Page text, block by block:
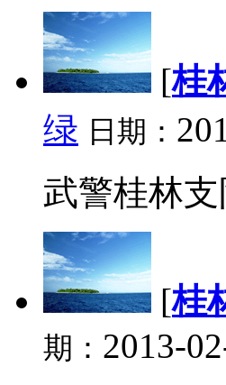
[桂
绿 日期：
武警桂林
[桂
期： 2013-